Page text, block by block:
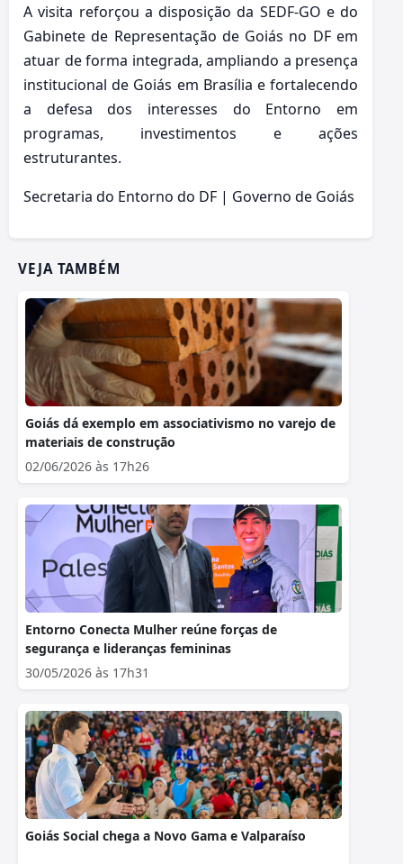
A visita reforçou a disposição da SEDF-GO e do
Gabinete de Representação de Goiás no DF em
atuar de forma integrada, ampliando a presença
institucional de Goiás em Brasília e fortalecendo
a defesa dos interesses do Entorno em
programas, investimentos e ações
estruturantes.
Secretaria do Entorno do DF | Governo de Goiás
VEJA TAMBÉM
Goiás dá exemplo em associativismo no varejo de
materiais de construção
02/06/2026 às 17h26
Entorno Conecta Mulher reúne forças de
segurança e lideranças femininas
30/05/2026 às 17h31
Goiás Social chega a Novo Gama e Valparaíso